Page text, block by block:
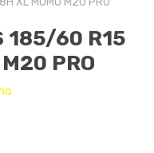
185/60 R15
PRO